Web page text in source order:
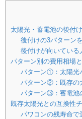
太陽光・蓄電池の後付
後付けの3パターン
後付けが向いている
パターン別の費用相場
パターン①：太陽光
パターン②：既存の
パターン③：蓄電池
既存太陽光との互換性
パワコンの残寿命で